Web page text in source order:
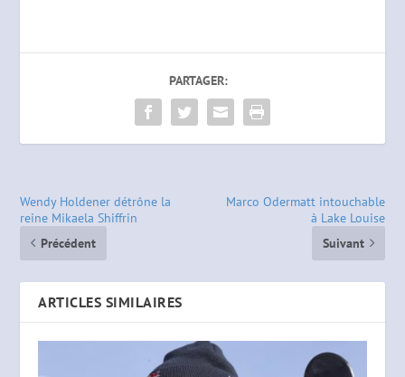
PARTAGER:
Wendy Holdener détrône la
reine Mikaela Shiffrin
Précédent
Marco Odermatt intouchable
à Lake Louise
Suivant
ARTICLES SIMILAIRES